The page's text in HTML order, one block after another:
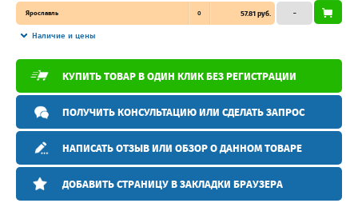
Ярославль 0 57.81 руб.
Наличие и цены
–
КУПИТЬ ТОВАР В ОДИН КЛИК БЕЗ РЕГИСТРАЦИИ
ПОЛУЧИТЬ КОНСУЛЬТАЦИЮ ИЛИ СДЕЛАТЬ ЗАПРОС
НАПИСАТЬ ОТЗЫВ ИЛИ ОБЗОР О ДАННОМ ТОВАРЕ
ДОБАВИТЬ СТРАНИЦУ В ЗАКЛАДКИ БРАУЗЕРА